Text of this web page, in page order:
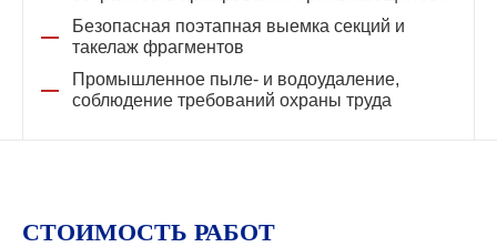
Безопасная поэтапная выемка секций и
такелаж фрагментов
Промышленное пыле- и водоудаление,
соблюдение требований охраны труда
СТОИМОСТЬ РАБОТ